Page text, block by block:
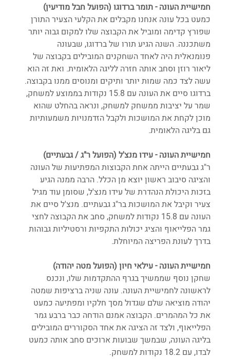
חמישיית העונה - תומר ברדוגו (הפועל חבל מודיעין)
כמעט בכל עונה אנחנו מקבלים את הקלעי הצעיר התורן
שפורץ קדימה ומוביל את הקבוצה שלו למקום גבוה יותר
משתכננה. השנה הגיע תורו של ברדוגו, שבעונה
פנומנאלית היה לאחד השחקנים המובילים בקבוצה של
ליאור רוזן וסחב אותה חזרה לליגה הלאומית. ואת זה הוא
עשה לצד כמה שמות יותר ותיקים ומנוסים ממנו בקבוצה.
ברדוגו סיים את העונה עם 15.8 נקודות בממוצע למשחק,
שמר על יציבות ממשחק למשחק, ונראה בהחלט שהוא
מוכן לקחת את המושכות ולקבל הזדמנויות משמעותיות
גם בליגה הלאומית.
חמישיית העונה - עידו מנצ'ל (הפועל ר"ג / גבעתיים)
ר"ג גבעתיים הייתה אחת הקבוצות המפתיעות של העונה
והציגה סיבוב ראשון יוצא מן הכלל. הרבה ממנה הגיע
בזכות היכולת הנהדרת של עידו מנצ'ל, שסומן עוד מגיל
צעיר וקיבל את המושכות בר"ג גבעתיים. מנצ'ל סיים את
העונה עם 15.8 נקודות למשחק, סחב את הקבוצה לחצי
גמר הפלייאוף והציג יכולות התקפיות ורסטיליות גבוהות
בדרך לעונת הפריצה המיוחלת.
חמישיית העונה - עילאי חיון (הפועל מטה יהודה)
שחקן נוסף שממשיך בגרף ההתקדמות שלו, ונכנס
לראשונה לחמישיית העונה. עונה שניה ברציפות שמטה
יהודה מוציאה שלם שגדול מסך חלקיו ומפתיעה כמעט
את כל המהמרים. הקבוצה אמנם הודחה כבר ברבע גמר
הפלייאוף, ולצד זה הציגה את אחד הסקוררים המובילים
בליגה העונה, שבמשך שבועות ארוכים סחב אותה כמעט
לבדו, עם 18.2 נקודות למשחק.